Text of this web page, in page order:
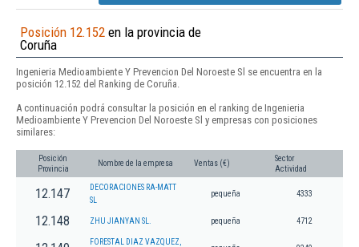
Posición 12.152 en la provincia de
Coruña
Ingenieria Medioambiente Y Prevencion Del Noroeste Sl se encuentra en la
posición 12.152 del Ranking de Coruña.
A continuación podrá consultar la posición en el ranking de Ingenieria
Medioambiente Y Prevencion Del Noroeste Sl y empresas con posiciones
similares:
Posición
Provincia
Nombre de la empresa Ventas (€)
Sector
Actividad
12.147
DECORACIONES RA-MATT
SL
pequeña 4333
12.148 ZHU JIANYAN SL. pequeña 4712
FORESTAL DIAZ VAZQUEZ,